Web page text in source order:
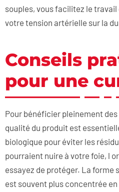
souples, vous facilitez le
votre tension artérielle sur la
Conseils
pour une
Pour bénéficier pleinement
qualité du produit est
biologique pour éviter les
pourraient nuire à votre foie, l
essayez de protéger. La forme
est souvent plus concentrée